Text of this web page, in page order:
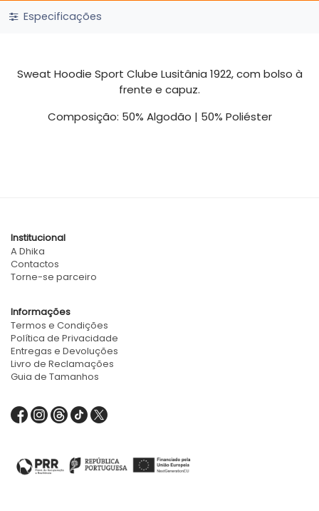
Especificações
Sweat Hoodie Sport Clube Lusitânia 1922, com bolso à
frente e capuz.
Composição: 50% Algodão | 50% Poliéster
Institucional
A Dhika
Contactos
Torne-se parceiro
Informações
Termos e Condições
Política de Privacidade
Entregas e Devoluções
Livro de Reclamações
Guia de Tamanhos